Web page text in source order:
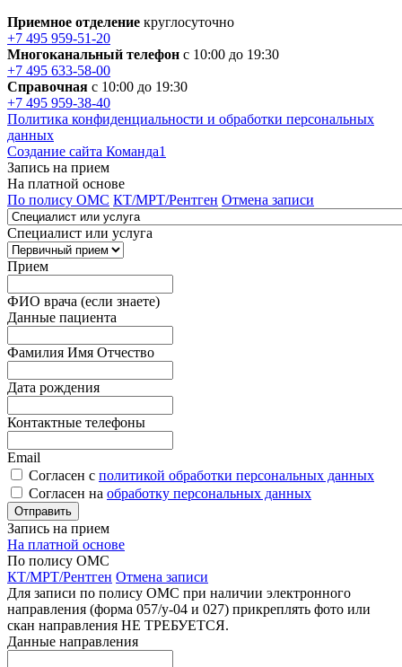
Приемное отделение круглосуточно
+7 495 959-51-20
Многоканальный телефон с 10:00 до 19:30
+7 495 633-58-00
Справочная с 10:00 до 19:30
+7 495 959-38-40
Политика конфиденциальности и обработки персональных
данных
Создание сайта Команда1
Запись на прием
На платной основе
По полису ОМС КТ/МРТ/Рентген Отмена записи
Специалист или услуга
Прием
ФИО врача (если знаете)
Данные пациента
Фамилия Имя Отчество
Дата рождения
Контактные телефоны
Email
Согласен с политикой обработки персональных данных
Согласен на обработку персональных данных
Запись на прием
На платной основе
По полису ОМС
КТ/МРТ/Рентген Отмена записи
Для записи по полису ОМС при наличии электронного
направления (форма 057/у-04 и 027) прикреплять фото или
скан направления НЕ ТРЕБУЕТСЯ.
Данные направления